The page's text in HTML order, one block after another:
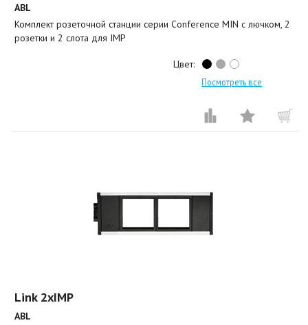
ABL
Комплект розеточной станции серии Conference MIN с лючком, 2
розетки и 2 слота для IMP
Цвет:
Посмотреть все
Link 2xIMP
ABL